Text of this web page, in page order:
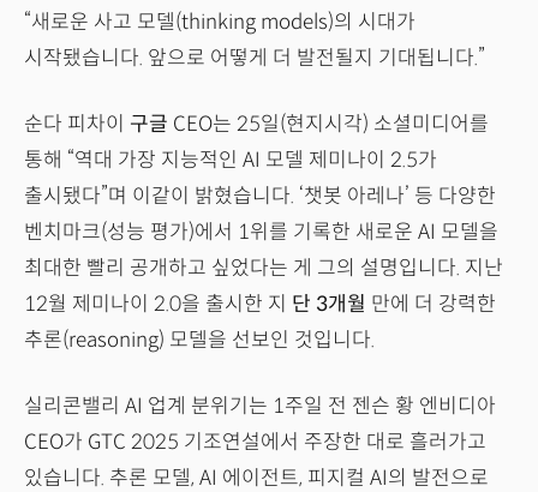
“새로운 사고 모델(thinking models)의 시대가
시작됐습니다. 앞으로 어떻게 더 발전될지 기대됩니다.”
순다 피차이 구글 CEO는 25일(현지시각) 소셜미디어를
통해 “역대 가장 지능적인 AI 모델 제미나이 2.5가
출시됐다”며 이같이 밝혔습니다. ‘챗봇 아레나’ 등 다양한
벤치마크(성능 평가)에서 1위를 기록한 새로운 AI 모델을
최대한 빨리 공개하고 싶었다는 게 그의 설명입니다. 지난
12월 제미나이 2.0을 출시한 지 단 3개월 만에 더 강력한
추론(reasoning) 모델을 선보인 것입니다.
실리콘밸리 AI 업계 분위기는 1주일 전 젠슨 황 엔비디아
CEO가 GTC 2025 기조연설에서 주장한 대로 흘러가고
있습니다. 추론 모델, AI 에이전트, 피지컬 AI의 발전으로